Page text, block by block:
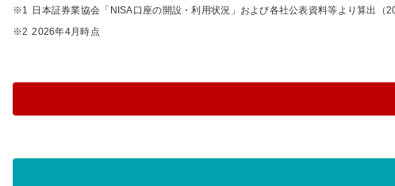
日本証券業協会「NISA口座の開設・利用状況」および各社公表資料等より算出（
2026年4月時点